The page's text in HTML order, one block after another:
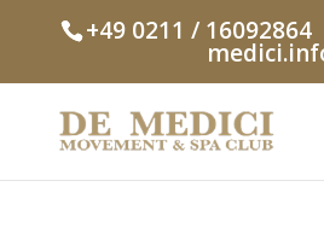
+49 0211 / 16092864